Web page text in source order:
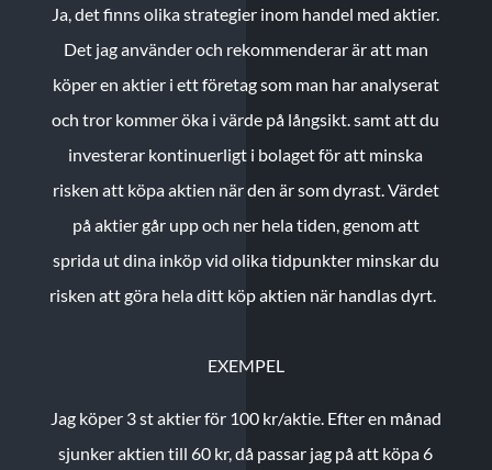
Ja, det finns olika strategier inom handel med aktier.
Det jag använder och rekommenderar är att man
köper en aktier i ett företag som man har analyserat
och tror kommer öka i värde på långsikt. samt att du
investerar kontinuerligt i bolaget för att minska
risken att köpa aktien när den är som dyrast. Värdet
på aktier går upp och ner hela tiden, genom att
sprida ut dina inköp vid olika tidpunkter minskar du
risken att göra hela ditt köp aktien när handlas dyrt.
EXEMPEL
Jag köper 3 st aktier för 100 kr/aktie. Efter en månad
sjunker aktien till 60 kr, då passar jag på att köpa 6